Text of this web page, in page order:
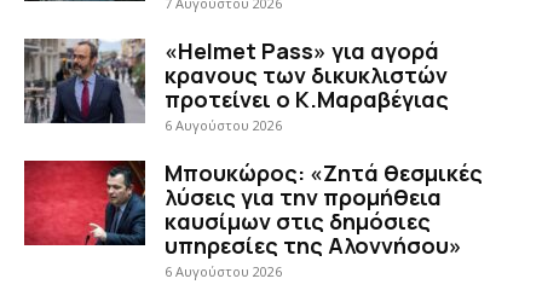
«Helmet Pass» για αγορά
κρανους των δικυκλιστών
προτείνει ο Κ.Μαραβέγιας
6 Αυγούστου 2026
Μπουκώρος: «Ζητά θεσμικές
λύσεις για την προμήθεια
καυσίμων στις δημόσιες
υπηρεσίες της Αλοννήσου»
6 Αυγούστου 2026